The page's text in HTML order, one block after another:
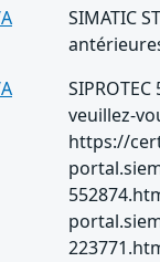
SIMATIC
veuillez-
https://